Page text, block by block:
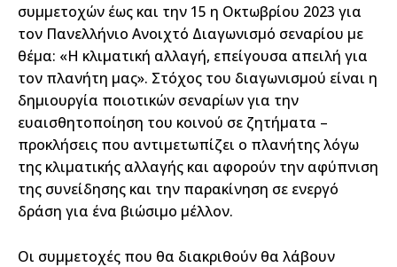
συμμετοχών έως και την 15 η Οκτωβρίου 2023 για
τον Πανελλήνιο Ανοιχτό Διαγωνισμό σεναρίου με
θέμα: «Η κλιματική αλλαγή, επείγουσα απειλή για
τον πλανήτη μας». Στόχος του διαγωνισμού είναι η
δημιουργία ποιοτικών σεναρίων για την
ευαισθητοποίηση του κοινού σε ζητήματα –
προκλήσεις που αντιμετωπίζει ο πλανήτης λόγω
της κλιματικής αλλαγής και αφορούν την αφύπνιση
της συνείδησης και την παρακίνηση σε ενεργό
δράση για ένα βιώσιμο μέλλον.
Οι συμμετοχές που θα διακριθούν θα λάβουν